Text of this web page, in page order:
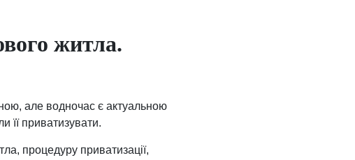
житла.
але водночас є актуальною
її приватизувати.
процедуру приватизації,